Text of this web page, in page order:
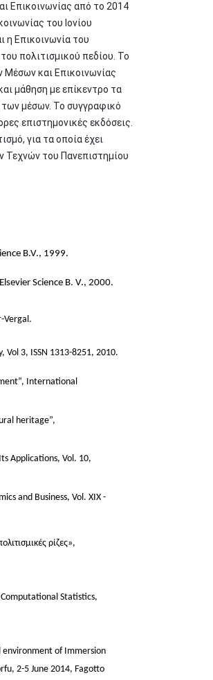
Επικοινωνίας από το 2014
του Ιονίου
η Επικοινωνία του
πολιτισμικού πεδίου. Το
και Επικοινωνίας
μάθηση με επίκεντρο τα
των μέσων. Το συγγραφικό
επιστημονικές εκδόσεις.
για τα οποία έχει
Τεχνών του Πανεπιστημίου
B.V., 1999.
Science B. V., 2000.
Vergal.
3, ISSN 1313-8251, 2010.
International
heritage”,
Applications, Vol. 10,
and Business, Vol. XIX -
ρίζες»,
Statistics,
environment of Immersion
2-5 June 2014, Fagotto